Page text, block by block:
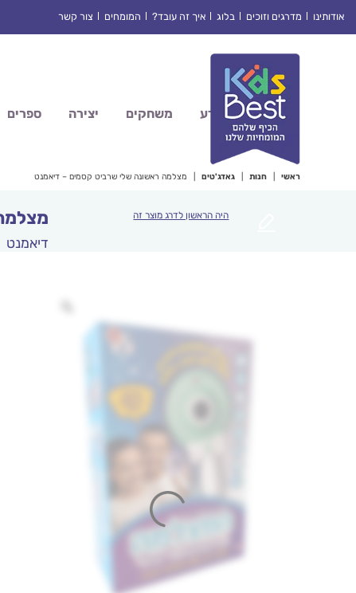
אודותינו מדרגים וזוכים בלוג איך זה עובד? המומחים צור קשר
מדע משחקים יצירה ספרים
ראשי חנות גאדג'טים מצלמה ראשונה שלי שרביט קסמים – דיאמנט
היה הראשון לדרג מוצר זה
דיאמנט